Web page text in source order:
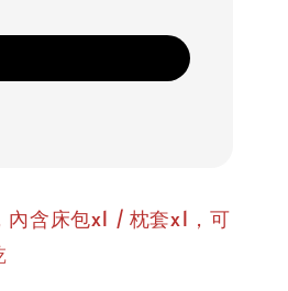
含床包x1 / 枕套x1，可